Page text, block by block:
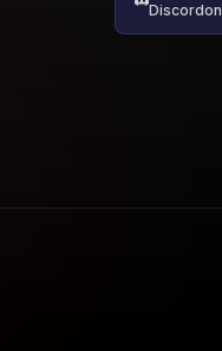
Discordon